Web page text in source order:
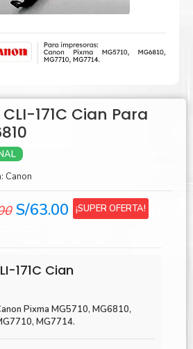
171C Cian Para
Canon
El
era:
S/90.00.
S/63.00 El
es:
S/63.00.
¡SUPER OFERTA!
171C Cian
Pixma MG5710, MG6810,
MG7714.